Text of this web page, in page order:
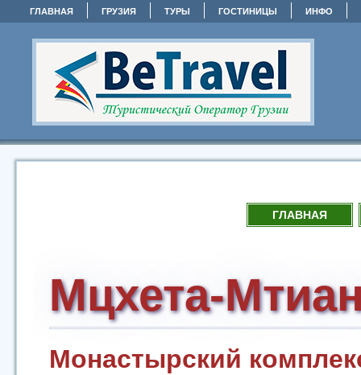
ГЛАВНАЯ ГРУЗИЯ ТУРЫ ГОСТИНИЦЫ ИНФО
ГЛАВНАЯ
Мцхета-
Монастырский